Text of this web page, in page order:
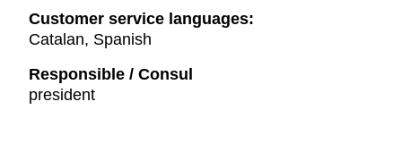
Customer service languages:
Catalan, Spanish
Responsible / Consul
president